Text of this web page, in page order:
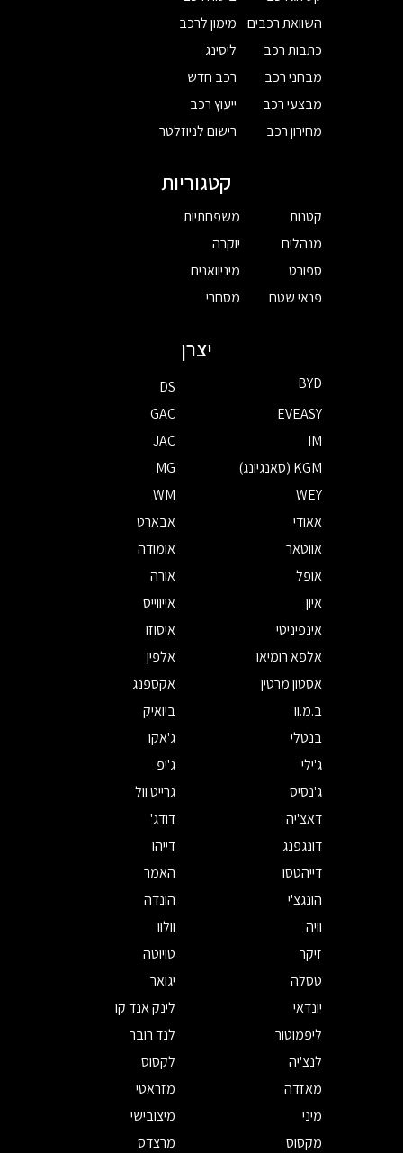
השוואת רכבים
כתבות רכב
מבחני רכב
מבצעי רכב
מחירון רכב
מימון לרכב
ליסינג
רכב חדש
ייעוץ רכב
רישום לניוזלטר
קטגוריות
קטנות
מנהלים
ספורט
פנאי שטח
משפחתיות
יוקרה
מיניוואנים
מסחרי
יצרן
BYD
DS
EVEASY
GAC
IM
JAC
KGM (סאנגיונג)
MG
WEY
WM
אאודי
אבארט
אווטאר
אומודה
אופל
אורה
איון
אייווייס
אינפיניטי
איסוזו
אלפא רומיאו
אלפין
אסטון מרטין
אקספנג
ב.מ.וו
ביואיק
בנטלי
ג'אקו
ג'ילי
ג'יפ
ג'נסיס
גרייט וול
דאצ'יה
דודג'
דונגפנג
דייהו
דייהטסו
האמר
הונגצ'י
הונדה
וויה
וולוו
זיקר
טויוטה
טסלה
יגואר
יונדאי
לינק אנד קו
ליפמוטור
לנד רובר
לנצ'יה
לקסוס
מאזדה
מזראטי
מיני
מיצובישי
מקסוס
מרצדס